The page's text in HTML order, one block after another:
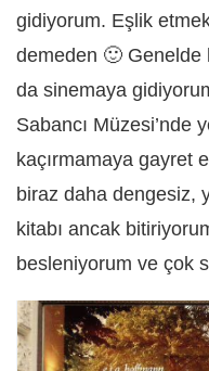
gidiyorum. Eşlik
demeden 🙂 Genelde
da sinemaya
Sabancı Müzesi’nde
kaçırmamaya gayret
biraz daha dengesiz,
kitabı ancak
besleniyorum ve çok